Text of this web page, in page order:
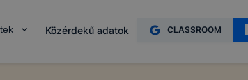
Közérdekű adatok CLASSROOM